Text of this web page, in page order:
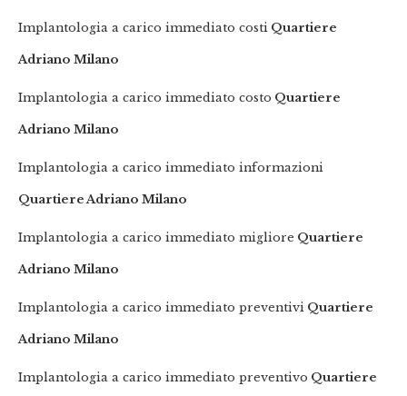
Implantologia a carico immediato costi Quartiere
Adriano Milano
Implantologia a carico immediato costo Quartiere
Adriano Milano
Implantologia a carico immediato informazioni
Quartiere Adriano Milano
Implantologia a carico immediato migliore Quartiere
Adriano Milano
Implantologia a carico immediato preventivi Quartiere
Adriano Milano
Implantologia a carico immediato preventivo Quartiere